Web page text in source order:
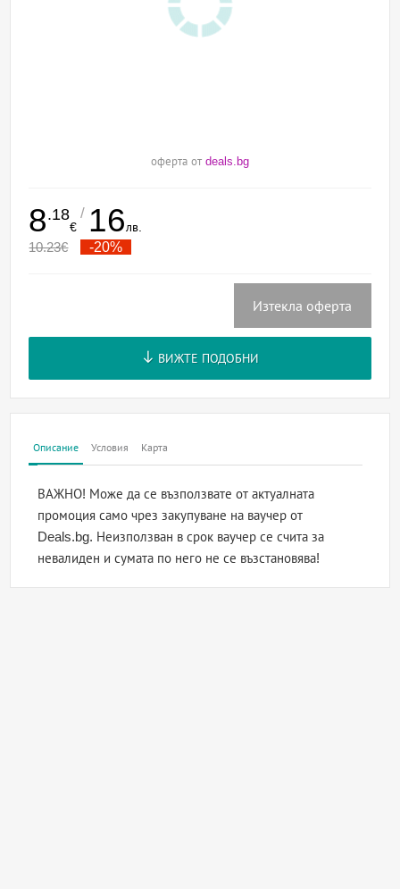
оферта от deals.bg
8.18
€
/ 16лв.
10.23€ -20%
Изтекла оферта
ВИЖТЕ ПОДОБНИ
Описание Условия Карта
ВАЖНО! Може да се възползвате от актуалната
промоция само чрез закупуване на ваучер от
Deals.bg. Неизползван в срок ваучер се счита за
невалиден и сумата по него не се възстановява!